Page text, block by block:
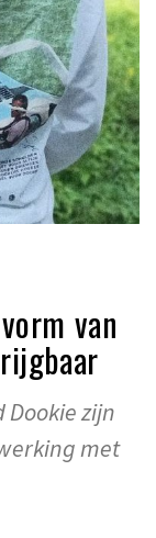
van
Dookie zijn
met